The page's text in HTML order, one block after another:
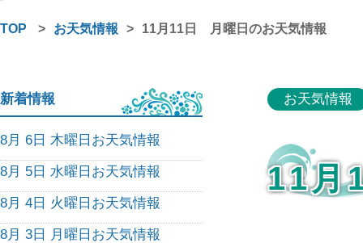
TOP > お天気情報 > 11月11日 月曜日のお天気情報
新着情報
8月 6日 木曜日お天気情報
8月 5日 水曜日お天気情報
8月 4日 火曜日お天気情報
8月 3日 月曜日お天気情報
お天気情報
11月